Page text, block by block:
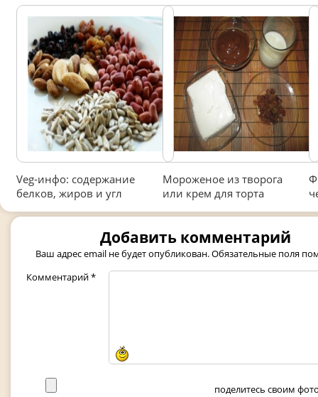
Veg-инфо: содержание
белков, жиров и угл
Мороженое из творога
или крем для торта
Добавить комментарий
Ваш адрес email не будет опубликован.Обязательные поля
Комментарий*
поделитесь своим